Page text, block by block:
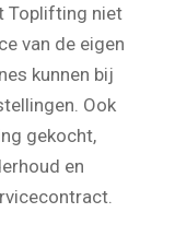
Toplifting niet
van de eigen
kunnen bij
Ook
gekocht,
en